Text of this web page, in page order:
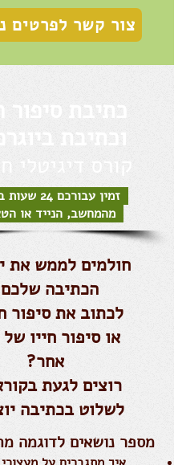
צור קשר לפרטים
חולמים לממש את
הכתיבה
לכתוב את סיפור
או סיפור חייו
אחר?
רוצים לגעת
לשלוט בכתיבה
מספר נושאים לדוגמה
כתיבת סיפור
וכתיבת
קורס דיגיטלי
זמין עבורכם 24 שעות ביממה
מהמחשב, הנייד או